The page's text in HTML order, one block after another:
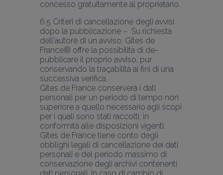
6.5 Criteri di cancellazione degli avvisi
dopo la pubblicazione –  Su richiesta
dell'autore di un avviso, Gîtes de
France® offre la possibilità di de-
pubblicare il proprio avviso, pur
conservando la traçabilità ai fini di una
successiva verifica.
Gîtes de France conserverà i dati
personali per un periodo di tempo non
superiore a quello necessario agli scopi
per i quali sono stati raccolti, in
conformità alle disposizioni vigenti.
Gîtes de France tiene conto degli
obblighi legali di cancellazione dei dati
personali e del periodo massimo di
conservazione degli archivi contenenti